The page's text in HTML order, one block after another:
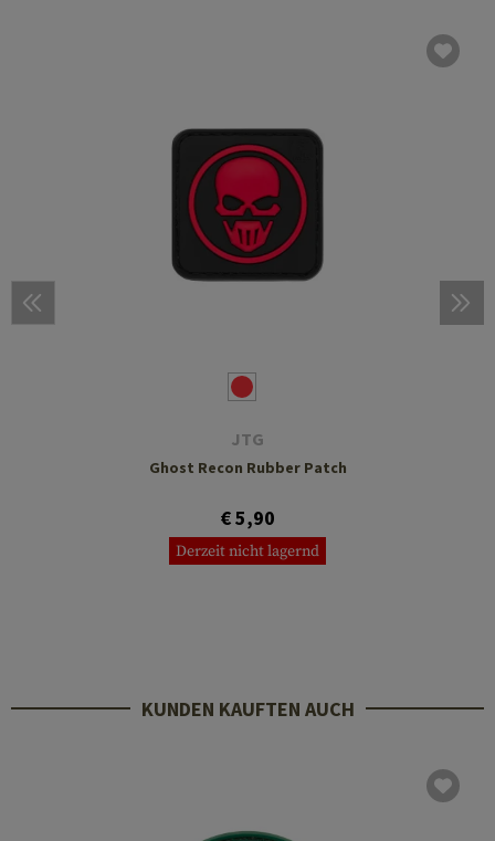
JTG
Ghost Recon Rubber Patch
€ 5,90
Derzeit nicht lagernd
KUNDEN KAUFTEN AUCH